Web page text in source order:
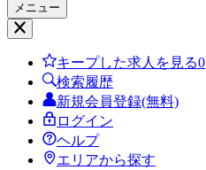
メニュー
キープした求人を見る0
検索履歴
新規会員登録(無料)
ログイン
ヘルプ
エリアから探す